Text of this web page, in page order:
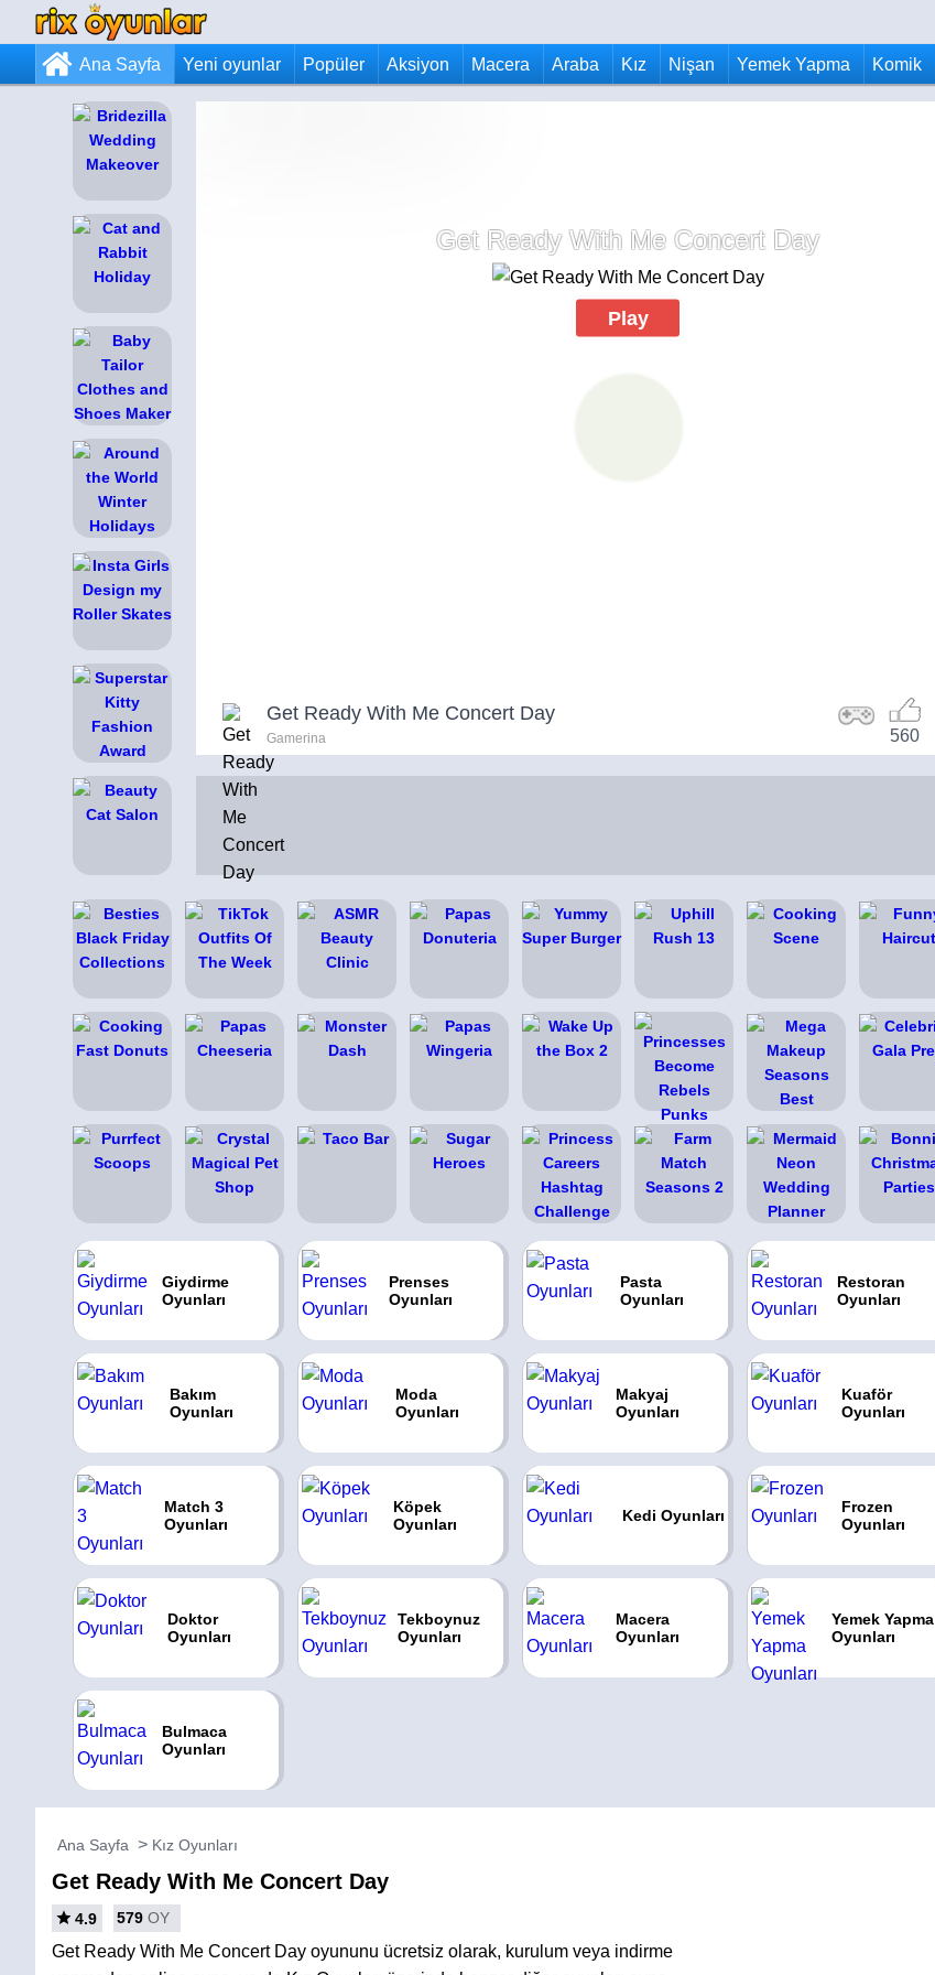
Ana Sayfa Yeni oyunlar Popüler Aksiyon Macera Araba Kız Nişan Yemek Yapma Komik
Get Ready With Me Concert Day
Play
Get Ready With Me Concert Day
Gamerina 560
Giydirme
Oyunları
Prenses
Oyunları
Pasta
Oyunları
Restoran
Oyunları
Bakım
Oyunları
Moda
Oyunları
Makyaj
Oyunları
Kuaför
Oyunları
Match 3
Oyunları
Köpek
Oyunları
Kedi Oyunları
Frozen
Oyunları
Doktor
Oyunları
Tekboynuz
Oyunları
Macera
Oyunları
Yemek Yapma
Oyunları
Bulmaca
Oyunları
Ana Sayfa Kız Oyunları
Get Ready With Me Concert Day
4.9 579 OY
Get Ready With Me Concert Day oyununu ücretsiz olarak, kurulum veya indirme